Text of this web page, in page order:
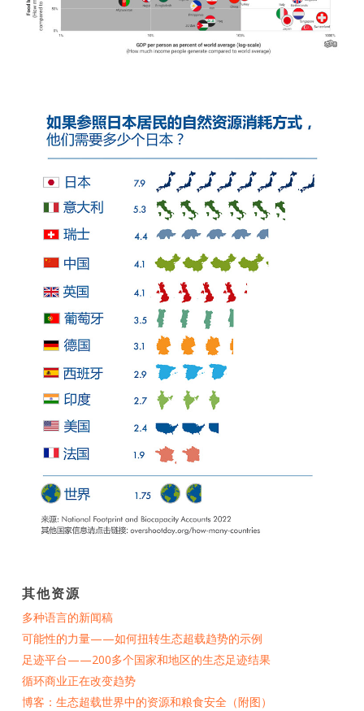
其他资源
多种语言的新闻稿
可能性的力量——如何扭转生态超载趋势的示例
足迹平台——200多个国家和地区的生态足迹结果
循环商业正在改变趋势
博客：生态超载世界中的资源和粮食安全（附图）